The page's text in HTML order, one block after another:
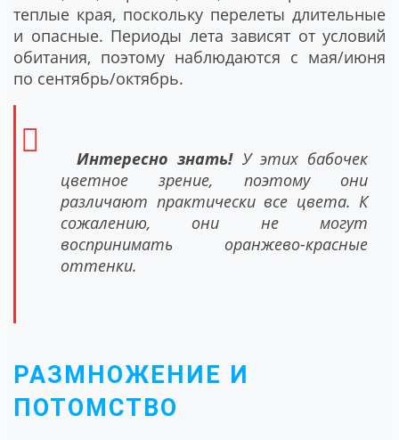
теплые края, поскольку перелеты длительные
и опасные. Периоды лета зависят от условий
обитания, поэтому наблюдаются с мая/июня
по сентябрь/октябрь.
Интересно знать!У этих бабочек
цветное зрение, поэтому они
различают практически все цвета. К
сожалению, они не могут
воспринимать оранжево-красные
оттенки.
РАЗМНОЖЕНИЕ И
ПОТОМСТВО